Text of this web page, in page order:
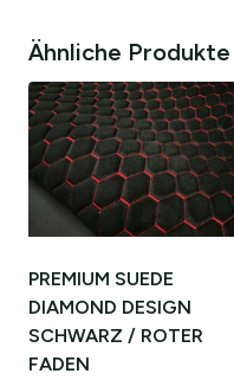
Ähnliche Produkte
PREMIUM SUEDE
DIAMOND DESIGN
SCHWARZ / ROTER
FADEN